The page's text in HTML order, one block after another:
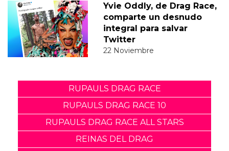
Yvie Oddly, de Drag Race,
comparte un desnudo
integral para salvar
Twitter
22 Noviembre
RUPAULS DRAG RACE
RUPAULS DRAG RACE 10
RUPAULS DRAG RACE ALL STARS
REINAS DEL DRAG